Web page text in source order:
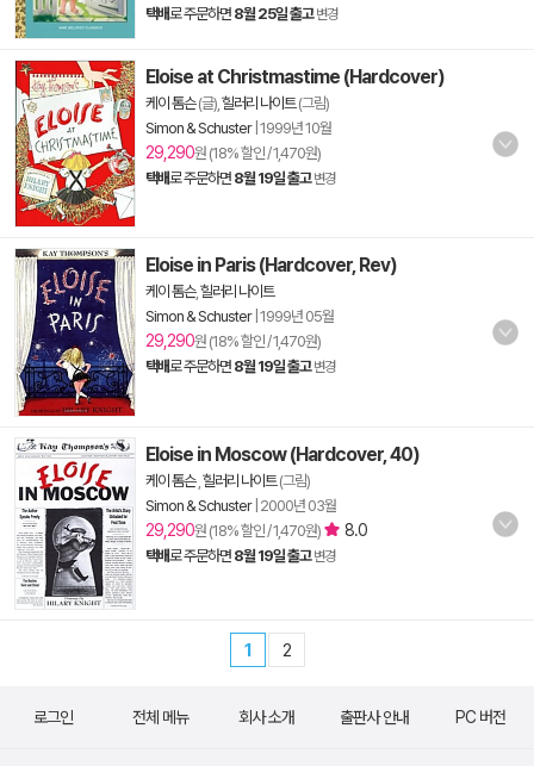
택배로 주문하면 8월 25일 출고 변경
Eloise at Christmastime (Hardcover)
케이 톰슨(글), 힐러리 나이트(그림)
Simon & Schuster| 1999년 10월
29,290원 (18% 할인 / 1,470원)
택배로 주문하면 8월 19일 출고 변경
Eloise in Paris (Hardcover, Rev)
케이 톰슨, 힐러리 나이트
Simon & Schuster| 1999년 05월
29,290원 (18% 할인 / 1,470원)
택배로 주문하면 8월 19일 출고 변경
Eloise in Moscow (Hardcover, 40)
케이 톰슨, 힐러리 나이트(그림)
Simon & Schuster| 2000년 03월
29,290원 (18% 할인 / 1,470원) 8.0
택배로 주문하면 8월 19일 출고 변경
1 2
로그인 전체 메뉴 회사 소개 출판사 안내 PC 버전